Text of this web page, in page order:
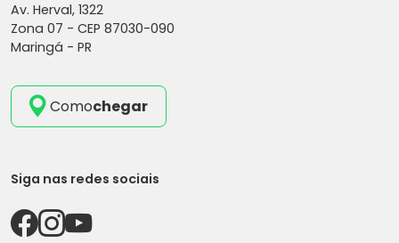
Av. Herval, 1322
Zona 07 - CEP 87030-090
Maringá - PR
Comochegar
Siga nas redes sociais